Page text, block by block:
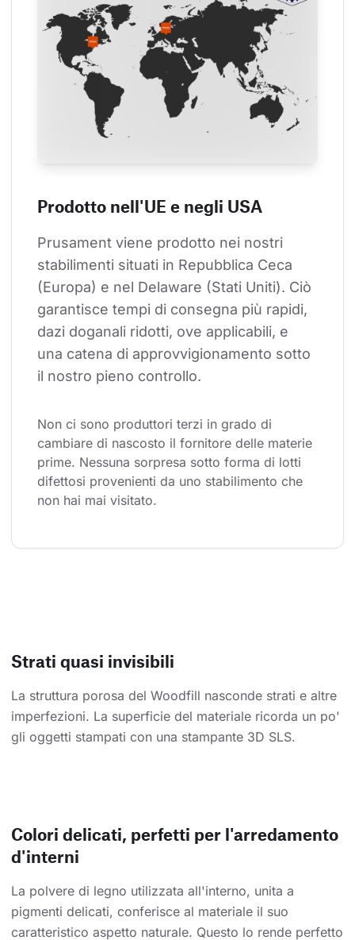
Prodotto nell'UE e negli USA
Prusament viene prodotto nei nostri
stabilimenti situati in Repubblica Ceca
(Europa) e nel Delaware (Stati Uniti). Ciò
garantisce tempi di consegna più rapidi,
dazi doganali ridotti, ove applicabili, e
una catena di approvvigionamento sotto
il nostro pieno controllo.
Non ci sono produttori terzi in grado di
cambiare di nascosto il fornitore delle materie
prime. Nessuna sorpresa sotto forma di lotti
difettosi provenienti da uno stabilimento che
non hai mai visitato.
Strati quasi invisibili
La struttura porosa del Woodfill nasconde strati e altre
imperfezioni. La superficie del materiale ricorda un po'
gli oggetti stampati con una stampante 3D SLS.
Colori delicati, perfetti per l'arredamento
d'interni
La polvere di legno utilizzata all'interno, unita a
pigmenti delicati, conferisce al materiale il suo
caratteristico aspetto naturale. Questo lo rende perfetto